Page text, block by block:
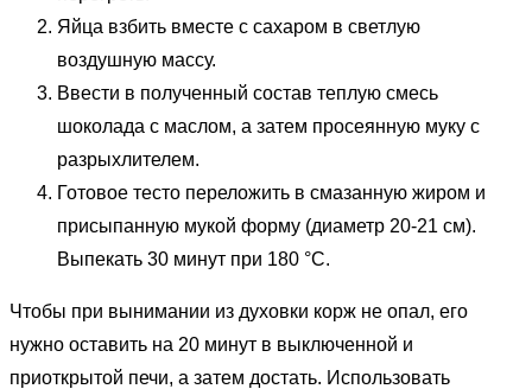
Яйца взбить вместе с сахаром в светлую
воздушную массу.
Ввести в полученный состав теплую смесь
шоколада с маслом, а затем просеянную муку с
разрыхлителем.
Готовое тесто переложить в смазанную жиром и
присыпанную мукой форму (диаметр 20-21 см).
Выпекать 30 минут при 180 °С.
Чтобы при вынимании из духовки корж не опал, его
нужно оставить на 20 минут в выключенной и
приоткрытой печи, а затем достать. Использовать